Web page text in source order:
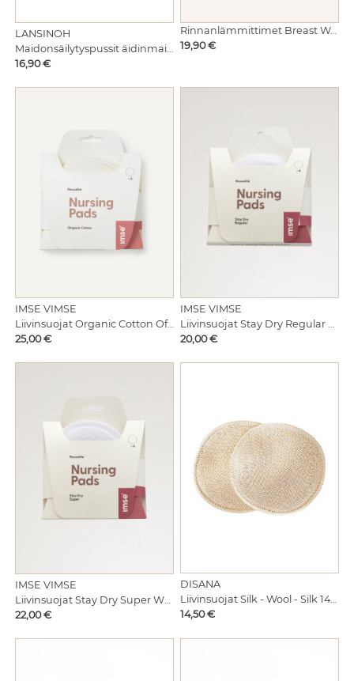
LANSINOH
Hinta
16,90 €
Rinnanlämmittimet Breast Warmers
Hinta
19,90 €
IMSE VIMSE
Liivinsuojat Organic Cotton Offwhite 6kpl
Hinta
25,00 €
IMSE VIMSE
Liivinsuojat Stay Dry Regular White 4kpl
Hinta
20,00 €
IMSE VIMSE
Hinta
22,00 €
DISANA
Liivinsuojat Silk - Wool - Silk 14cm
Hinta
14,50 €